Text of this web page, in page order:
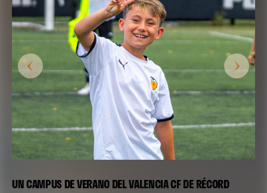
UN CAMPUS DE VERANO DEL VALENCIA CF DE RÉCORD